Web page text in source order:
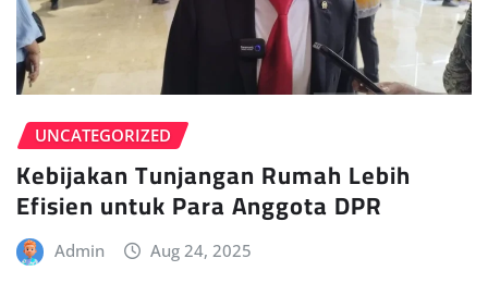
UNCATEGORIZED
Kebijakan Tunjangan Rumah Lebih
Efisien untuk Para Anggota DPR
Admin Aug 24, 2025